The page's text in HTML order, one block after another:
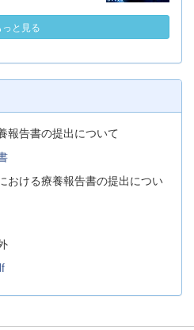
っと見る
報告書の提出について
おける療養報告書の提出につい